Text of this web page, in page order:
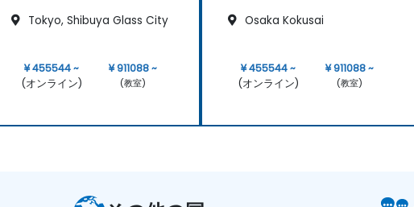
Tokyo, Shibuya Glass City
¥ 455544 ~
(オンライン)
¥ 911088 ~
(教室)
Osaka Kokusai
¥ 455544 ~
(オンライン)
¥ 911088 ~
(教室)